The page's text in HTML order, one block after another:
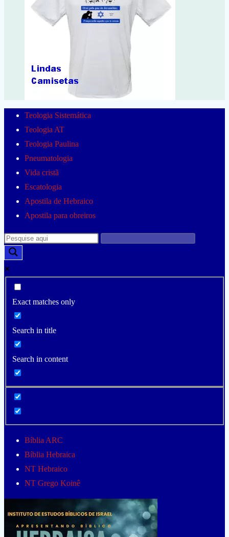
Teologia Sistemática
Teologia AT
Teologia Paulina
Pneumatologia
Vida cristã
Escatologia
Apostila de Hebraico
Apostila para obreiros
Exact matches only
Search in title
Search in content
Bíblia ARC
Bíblia Hebraica
NT Hebraico
NT Grego Koinê